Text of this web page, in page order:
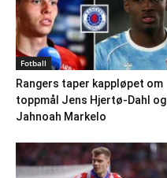
Fotball
Rangers taper kappløpet om
toppmål Jens Hjertø-Dahl og
Jahnoah Markelo